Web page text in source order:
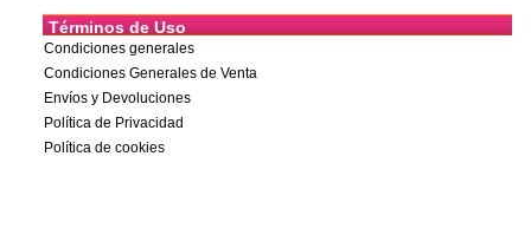
Términos de Uso
Condiciones generales
Condiciones Generales de Venta
Envíos y Devoluciones
Política de Privacidad
Política de cookies